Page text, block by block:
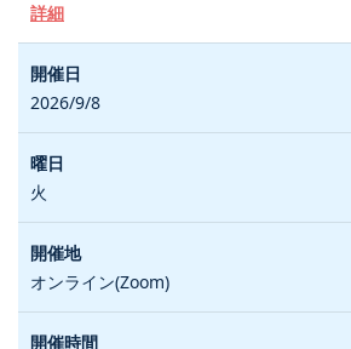
詳細
2026/9/8
火
オンライン(Zoom)